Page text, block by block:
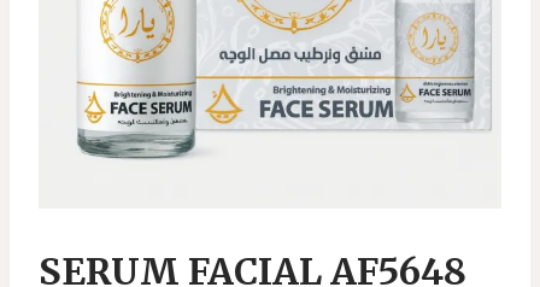
SERUM FACIAL AF5648